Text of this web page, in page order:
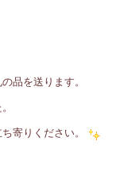
品を送ります。
寄りください。